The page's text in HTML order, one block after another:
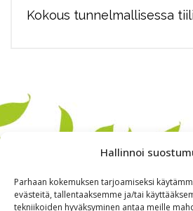
Hallinnoi
Parhaan kokemuksen tarjoamiseksi
evästeitä, tallentaaksemme ja/tai
tekniikoiden hyväksyminen antaa meille
Kokous tunnelmallisessa